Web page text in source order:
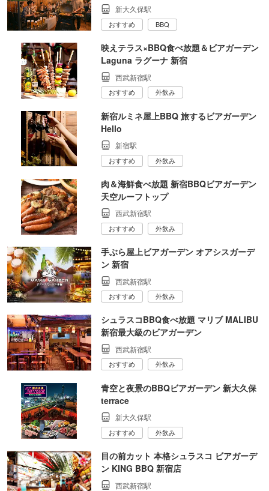
新大久保駅
おすすめ BBQ
映えテラス×BBQ食べ放題＆ビアガーデン
Laguna ラグーナ 新宿
西武新宿駅
おすすめ 外飲み
新宿ルミネ屋上BBQ 旅するビアガーデン
Hello
新宿駅
おすすめ 外飲み
肉＆海鮮食べ放題 新宿BBQビアガーデン
天空ルーフトップ
西武新宿駅
おすすめ 外飲み
手ぶら屋上ビアガーデン オアシスガーデ
ン 新宿
西武新宿駅
おすすめ 外飲み
シュラスコBBQ食べ放題 マリブ MALIBU
新宿最大級のビアガーデン
西武新宿駅
おすすめ 外飲み
青空と夜景のBBQビアガーデン 新大久保
terrace
新大久保駅
おすすめ 外飲み
目の前カット 本格シュラスコ ビアガーデ
ン KING BBQ 新宿店
西武新宿駅